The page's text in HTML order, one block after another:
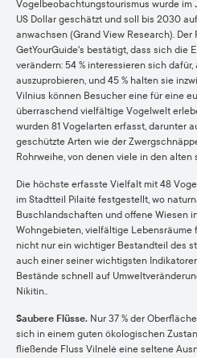
Vogelbeobachtungstourismus wurde
US Dollar geschätzt und soll bis 2030 auf
anwachsen (Grand View Research).
GetYourGuide's bestätigt, dass sich die
verändern: 54 % interessieren sich
auszuprobieren, und 45 % halten sie
Vilnius können Besucher eine für eine
überraschend vielfältige Vogelwelt
wurden 81 Vogelarten erfasst, darunter
geschützte Arten wie der
Rohrweihe, von denen viele in den
Die höchste erfasste Vielfalt mit 48
im Stadtteil Pilaitė festgestellt, wo
Buschlandschaften und offene Wiesen
Wohngebieten, vielfältige Lebensräume
nicht nur ein wichtiger Bestandteil des
auch einer seiner wichtigsten
Bestände schnell auf
Nikitin..
Saubere Flüsse. Nur 37 % der
sich in einem guten ökologischen
fließende Fluss Vilnelė eine seltene